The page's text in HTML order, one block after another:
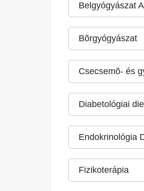
Belgyógyászat
Bõrgyógyászat
Csecsemõ- és
Diabetológiai
Endokrinológia
Fizikoterápia